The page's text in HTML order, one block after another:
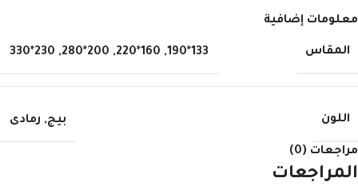
معلومات إضافية
المقاس 133*190
,
160*220
,
200*280
,
230*330
اللون بيج, رمادى
مراجعات (0)
المراجعات